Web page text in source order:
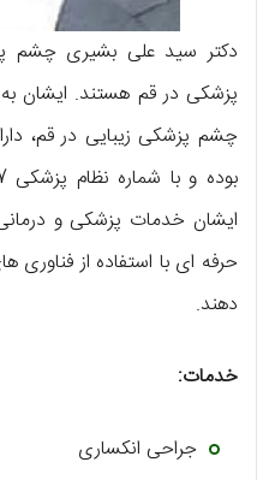
دکتر سید علی بشیری
پزشکی در قم هستند. ایشان
چشم پزشکی زیبایی در قم،
ایشان خدمات پزشکی و
حرفه ای با استفاده از فناوری
دهند.
خدمات:
جراحی انکساری